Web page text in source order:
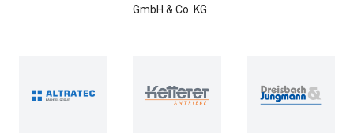
GmbH & Co. KG